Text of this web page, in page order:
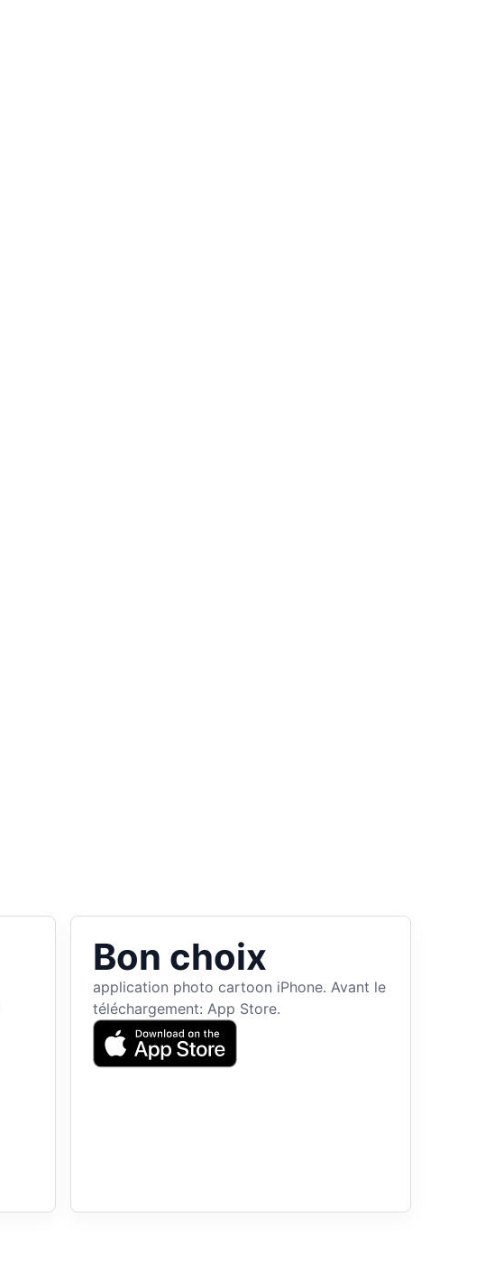
Bon choix
application photo cartoon iPhone. Avant le
téléchargement: App Store.